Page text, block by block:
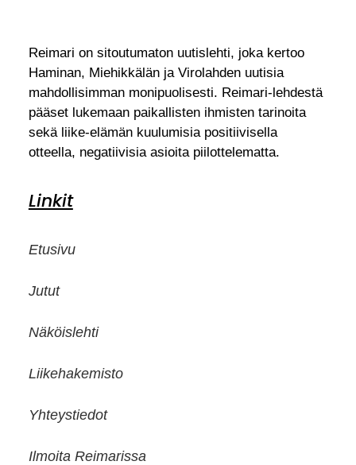
Reimari on sitoutumaton uutislehti, joka kertoo
Haminan, Miehikkälän ja Virolahden uutisia
mahdollisimman monipuolisesti. Reimari-lehdestä
pääset lukemaan paikallisten ihmisten tarinoita
sekä liike-elämän kuulumisia positiivisella
otteella, negatiivisia asioita piilottelematta.
Linkit
Etusivu
Jutut
Näköislehti
Liikehakemisto
Yhteystiedot
Ilmoita Reimarissa